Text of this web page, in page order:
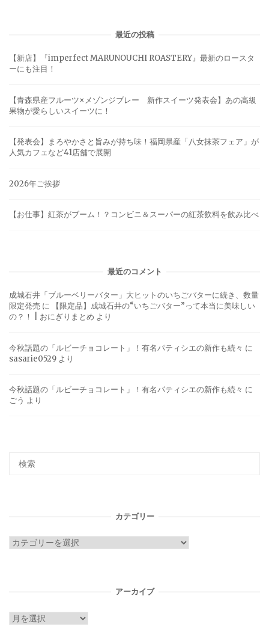
最近の投稿
【新店】『imperfect MARUNOUCHI ROASTERY』最新のロースタ
ーにも注目！
【青森県産フルーツ×メゾンジブレー 新作スイーツ発表会】あの高級
果物が愛らしいスイーツに！
【発表会】まろやかさと旨みが持ち味！福岡県産「八女抹茶フェア」が
人気カフェなど41店舗で展開
2026年ご挨拶
【お仕事】紅茶がブーム！？コンビニ＆スーパーの紅茶飲料を飲み比べ
最近のコメント
成城石井「ブルーベリーバター」大ヒットのいちごバターに続き、数量
限定発売 に
【限定品】成城石井の“いちごバター”って本当に美味しい
の？！ | おにぎりまとめ より
今秋話題の「ルビーチョコレート」！有名パティシエの新作も続々 に
sasarie0529 より
今秋話題の「ルビーチョコレート」！有名パティシエの新作も続々 に
ごう より
カテゴリー
カ
アーカイブ
ア